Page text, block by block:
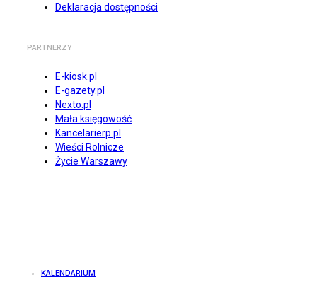
Deklaracja dostępności
PARTNERZY
E-kiosk.pl
E-gazety.pl
Nexto.pl
Mała księgowość
Kancelarierp.pl
Wieści Rolnicze
Życie Warszawy
KALENDARIUM